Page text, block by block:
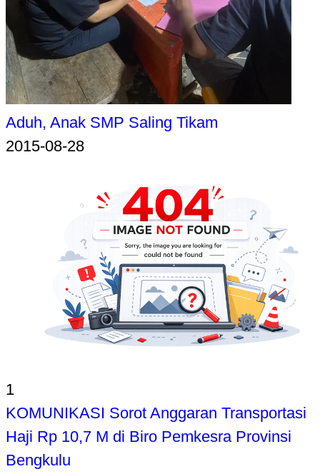
Aduh, Anak SMP Saling Tikam
2015-08-28
1
KOMUNIKASI Sorot Anggaran Transportasi
Haji Rp 10,7 M di Biro Pemkesra Provinsi
Bengkulu